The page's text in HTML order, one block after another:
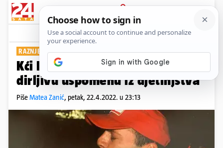
PRIJAVA
Show Komentari
RAZNJEŽILA JE PRATITELJE
Kći Brucea Willisa podijelila je
dirljivu uspomenu iz djetinjstva
PišeMatea Zanić, petak, 22.4.2022. u 23:13